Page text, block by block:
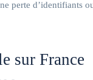
perte d’identifiants
sur France